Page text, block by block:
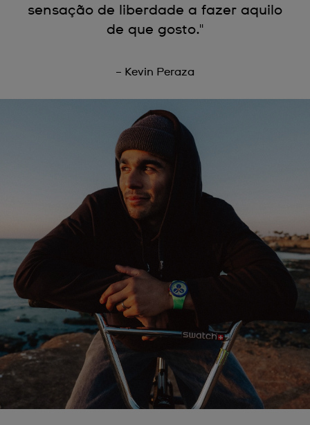
sensação de liberdade a fazer aquilo
de que gosto."
– Kevin Peraza